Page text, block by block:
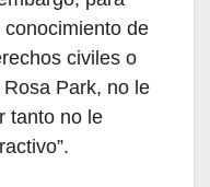
de
civiles o
Park, no le
tanto no le